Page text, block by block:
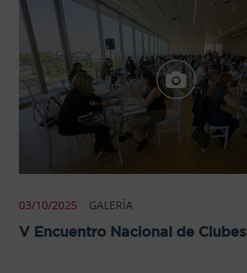
03/10/2025 GALERÍA
V Encuentro Nacional de Clubes